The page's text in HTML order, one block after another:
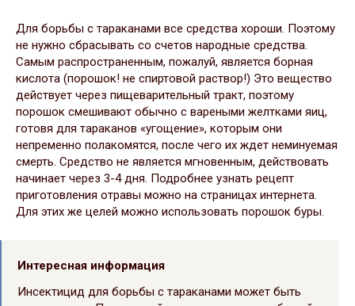
Для борьбы с тараканами все средства хороши. Поэтому
не нужно сбрасывать со счетов народные средства.
Самым распространенным, пожалуй, является борная
кислота (порошок! не спиртовой раствор!) Это вещество
действует через пищеварительный тракт, поэтому
порошок смешивают обычно с вареными желтками яиц,
готовя для тараканов «угощение», которым они
непременно полакомятся, после чего их ждет неминуемая
смерть. Средство не является мгновенным, действовать
начинает через 3-4 дня. Подробнее узнать рецепт
приготовления отравы можно на страницах интернета.
Для этих же целей можно использовать порошок буры.
Интересная информация
Инсектицид для борьбы с тараканами может быть